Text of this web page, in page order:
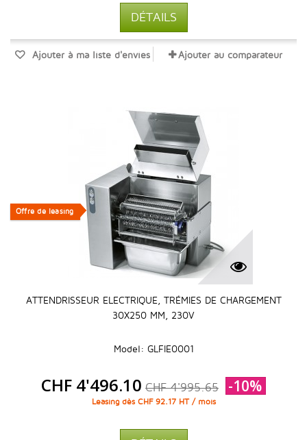
DÉTAILS
Ajouter à ma liste d'envies Ajouter au comparateur
Offre de leasing
Offre de leasing
ATTENDRISSEUR ELECTRIQUE, TRÉMIES DE CHARGEMENT
30X250 MM, 230V
Model: GLFIE0001
CHF 4'496.10 CHF 4'995.65 -10%
Leasing dès CHF 92.17 HT / mois